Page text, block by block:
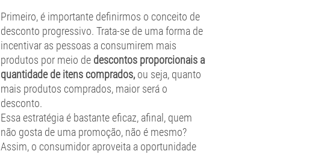
Primeiro, é importante definirmos o conceito de
desconto progressivo. Trata-se de uma forma de
incentivar as pessoas a consumirem mais
produtos por meio de descontos proporcionais a
quantidade de itens comprados, ou seja, quanto
mais produtos comprados, maior será o
desconto.
Essa estratégia é bastante eficaz, afinal, quem
não gosta de uma promoção, não é mesmo?
Assim, o consumidor aproveita a oportunidade